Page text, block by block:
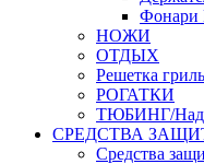
НОЖИ
ОТДЫХ
Решетка гриль
РОГАТКИ
ТЮБИНГ/
СРЕДСТВА
Средства